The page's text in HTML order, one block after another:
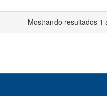
Mostrando resultados 1